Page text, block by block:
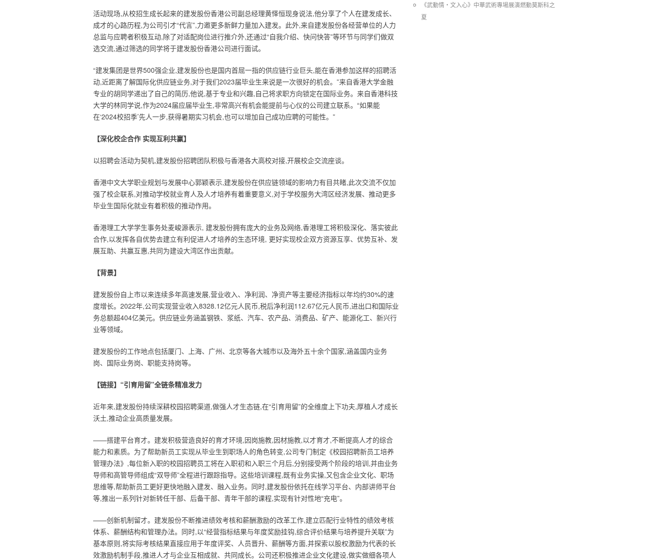
活动现场,从校招生成长起来的建发股份香港公司副总经理黄怿恒现身说法,他分享了个人在建发成长、
成才的心路历程,为公司引才“代言”,力邀更多新鲜力量加入建发。此外,来自建发股份各经营单位的人力
总监与应聘者积极互动,除了对适配岗位进行推介外,还通过“自我介绍、快问快答”等环节与同学们做双
选交流,通过筛选的同学将于建发股份香港公司进行面试。
“建发集团是世界500强企业,建发股份也是国内首屈一指的供应链行业巨头,能在香港参加这样的招聘活
动,近距离了解国际化供应链业务,对于我们2023届毕业生来说是一次很好的机会。”来自香港大学金融
专业的胡同学递出了自己的简历,他说,基于专业和兴趣,自己将求职方向锁定在国际业务。来自香港科技
大学的林同学说,作为2024届应届毕业生,非常高兴有机会能提前与心仪的公司建立联系。“如果能
在‘2024校招季’先人一步,获得暑期实习机会,也可以增加自己成功应聘的可能性。”
【深化校企合作 实现互利共赢】
以招聘会活动为契机,建发股份招聘团队积极与香港各大高校对接,开展校企交流座谈。
香港中文大学职业规划与发展中心郭颖表示,建发股份在供应链领域的影响力有目共睹,此次交流不仅加
强了校企联系,对推动学校就业育人及人才培养有着重要意义,对于学校服务大湾区经济发展、推动更多
毕业生国际化就业有着积极的推动作用。
香港理工大学学生事务处麦峻源表示, 建发股份拥有庞大的业务及网络,香港理工将积极深化、落实彼此
合作,以发挥各自优势去建立有利促进人才培养的生态环境, 更好实现校企双方资源互享、优势互补、发
展互助、共赢互惠,共同为建设大湾区作出贡献。
【背景】
建发股份自上市以来连续多年高速发展,营业收入、净利润、净资产等主要经济指标以年均约30%的速
度增长。2022年,公司实现营业收入8328.12亿元人民币,税后净利润112.67亿元人民币,进出口和国际业
务总额超404亿美元。供应链业务涵盖钢铁、浆纸、汽车、农产品、消费品、矿产、能源化工、新兴行
业等领域。
建发股份的工作地点包括厦门、上海、广州、北京等各大城市以及海外五十余个国家,涵盖国内业务
岗、国际业务岗、职能支持岗等。
【链接】“引育用留”全链条精准发力
近年来,建发股份持续深耕校园招聘渠道,做强人才生态链,在“引育用留”的全维度上下功夫,厚植人才成长
沃土,推动企业高质量发展。
——搭建平台育才。建发积极营造良好的育才环境,因岗施教,因材施教,以才育才,不断提高人才的综合
能力和素质。为了帮助新员工实现从毕业生到职场人的角色转变,公司专门制定《校园招聘新员工培养
管理办法》,每位新入职的校园招聘员工将在入职初和入职三个月后,分别接受两个阶段的培训,并由业务
导师和高管导师组成“双导师”全程进行跟踪指导。这些培训课程,既有业务实操,又包含企业文化、职场
思维等,帮助新员工更好更快地融入建发、融入业务。同时,建发股份依托在线学习平台、内部讲师平台
等,推出一系列针对新转任干部、后备干部、青年干部的课程,实现有针对性地“充电”。
——创新机制留才。建发股份不断推进绩效考核和薪酬激励的改革工作,建立匹配行业特性的绩效考核
体系、薪酬结构和管理办法。同时,以“经营指标结果与年度奖励挂钩,综合评价结果与培养提升关联”为
基本原则,将实际考核结果直接应用于年度评奖、人员晋升、薪酬等方面,并探索以股权激励为代表的长
效激励机制手段,推进人才与企业互相成就、共同成长。公司还积极推进企业文化建设,做实做细各项人
《武動情・文入心》中華武術專場展演燃動莫斯科之
夏